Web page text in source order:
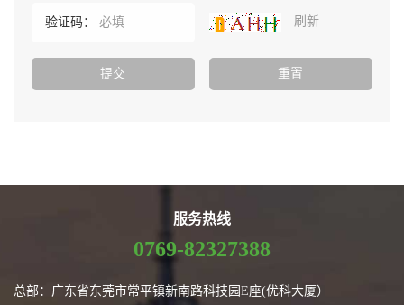
验证码： 刷新
服务热线
0769-82327388
总部：广东省东莞市常平镇新南路科技园E座(优科大厦）